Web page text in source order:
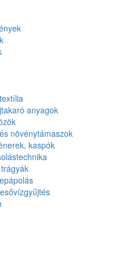
anyagok
növénytámaszok
kaspók